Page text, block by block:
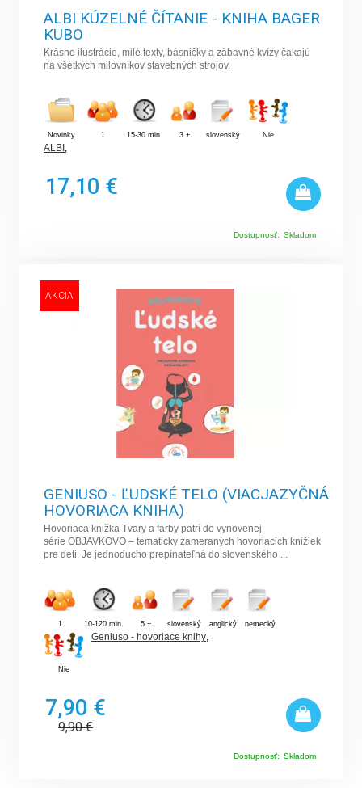
ALBI KÚZELNÉ ČÍTANIE - KNIHA BAGER
KUBO
Krásne ilustrácie, milé texty, básničky a zábavné kvízy čakajú
na všetkých milovníkov stavebných strojov.
Novinky 1 15-30 min. 3 + slovenský Nie
ALBI,
17,10 €
Dostupnosť: Skladom
AKCIA
GENIUSO - ĽUDSKÉ TELO (VIACJAZYČNÁ
HOVORIACA KNIHA)
Hovoriaca knižka Tvary a farby patrí do vynovenej
série OBJAVKOVO – tematicky zameraných hovoriacich knižiek
pre deti. Je jednoducho prepínateľná do slovenského ...
1 10-120 min. 5 + slovenský anglický nemecký
Nie
Geniuso - hovoriace knihy,
7,90 €
9,90€
Dostupnosť: Skladom